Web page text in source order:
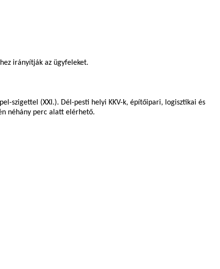
irányítják az ügyfeleket.
szigettel (XXI.). Dél-pesti helyi KKV-k, építőipari, logisztikai és
néhány perc alatt elérhető.